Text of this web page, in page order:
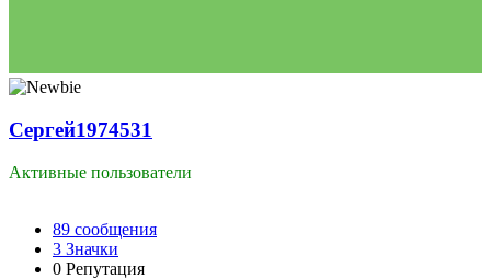
Сергей1974531
Активные пользователи
89 сообщения
3 Значки
0 Репутация